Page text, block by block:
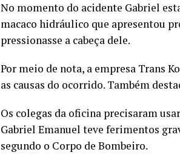
No momento do acidente Gabriel
macaco hidráulico que apresentou
pressionasse a cabeça dele.
Por meio de nota, a empresa Trans
as causas do ocorrido. Também
Os colegas da oficina precisaram
Gabriel Emanuel teve ferimentos
segundo o Corpo de Bombeiro.